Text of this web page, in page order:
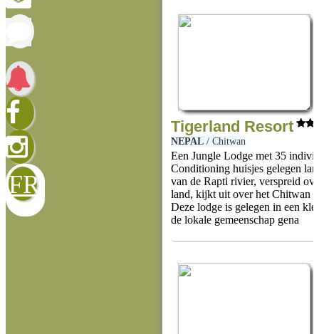
FR
Tigerland Resort
NEPAL/ Chitwan
Een Jungle Lodge met 35
Conditioning huisjes gelegen
van de Rapti rivier, verspreid
land, kijkt uit over het Chitwan
Deze lodge is gelegen in een
de lokale gemeenschap gena